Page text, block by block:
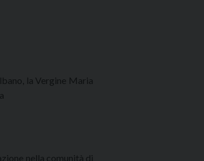
la Vergine Maria
nella comunità di